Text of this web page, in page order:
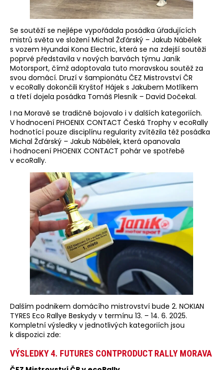
Se soutěží se nejlépe vypořádala posádka úřadujících
mistrů světa ve složení Michal Žďárský – Jakub Nábělek
s vozem Hyundai Kona Electric, která se na zdejší soutěži
poprvé představila v nových barvách týmu Janík
Motorsport, čímž adoptovala tuto moravskou soutěž za
svou domácí. Druzí v šampionátu ČEZ Mistrovství ČR
v ecoRally dokončili Kryštof Hájek s Jakubem Motlíkem
a třetí dojela posádka Tomáš Plesník – David Dočekal.
I na Moravě se tradičně bojovalo i v dalších kategoriích.
V hodnocení PHOENIX CONTACT Česká Trophy v ecoRally
hodnotící pouze disciplínu regularity zvítězila též posádka
Michal Žďárský – Jakub Nábělek, která opanovala
i hodnocení PHOENIX CONTACT pohár ve spotřebě
v ecoRally.
Dalším podnikem domácího mistrovství bude 2. NOKIAN
TYRES Eco Rallye Beskydy v termínu 13. – 14. 6. 2025.
Kompletní výsledky v jednotlivých kategoriích jsou
k dispozici zde:
VÝSLEDKY 4. FUTURES CONTPRODUCT RALLY MORAVA